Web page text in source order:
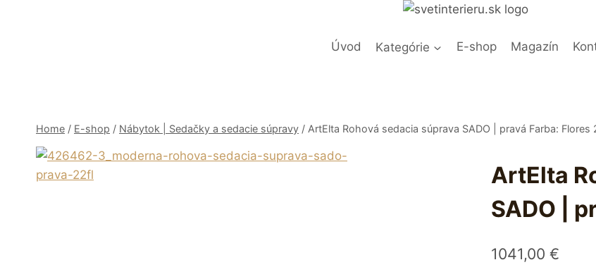
Úvod Kategórie E-shop Magazín
Home / E-shop / Nábytok | Sedačky a sedacie súpravy / ArtElta Rohová sedacia súprava SADO | pravá Farba: Flores
ArtElta
SADO |
1041,00 €